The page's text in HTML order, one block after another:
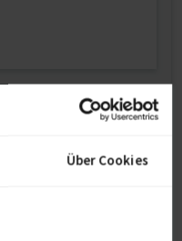
Über Cookies